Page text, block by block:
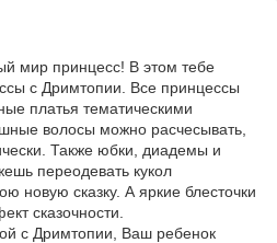
мир принцесс! В этом тебе
с Дримтопии. Все принцессы
платья тематическими
волосы можно расчесывать,
Также юбки, диадемы и
переодевать кукол
новую сказку. А яркие блесточки
сказочности.
с Дримтопии, Ваш ребенок